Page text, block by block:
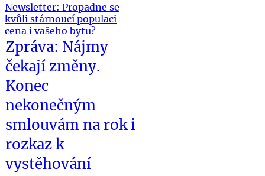
Newsletter: Propadne se
kvůli stárnoucí populaci
cena i vašeho bytu?
Zpráva: Nájmy
čekají změny.
Konec
nekonečným
smlouvám na rok i
rozkaz k
vystěhování